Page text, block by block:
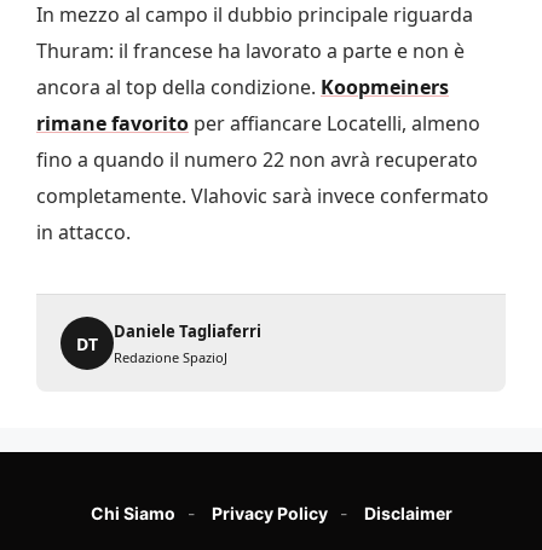
In mezzo al campo il dubbio principale riguarda
Thuram: il francese ha lavorato a parte e non è
ancora al top della condizione. Koopmeiners
rimane favorito per affiancare Locatelli, almeno
fino a quando il numero 22 non avrà recuperato
completamente. Vlahovic sarà invece confermato
in attacco.
DT
Daniele Tagliaferri
Redazione SpazioJ
Chi Siamo Privacy Policy Disclaimer